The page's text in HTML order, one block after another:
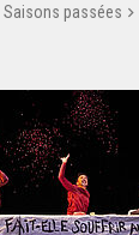
Saisons passées